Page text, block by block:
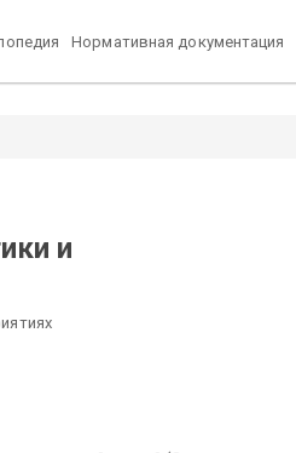
Нормативная документация
и